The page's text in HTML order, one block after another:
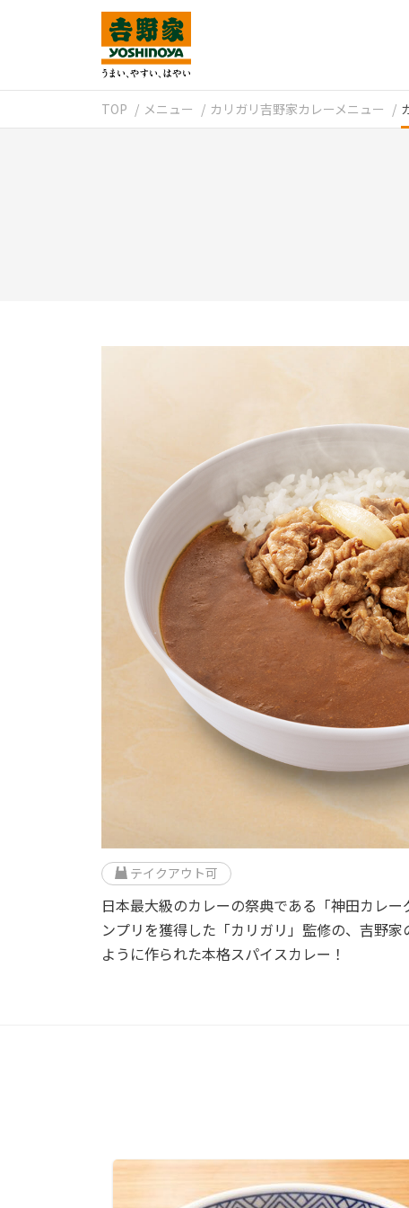
TOP メニュー カリガリ吉野家カレーメニュー
日本最大級のカレーの祭典である「神田カレ
ンプリを獲得した「カリガリ」監修の、吉野
ように作られた本格スパイスカレー！
テイクアウト可